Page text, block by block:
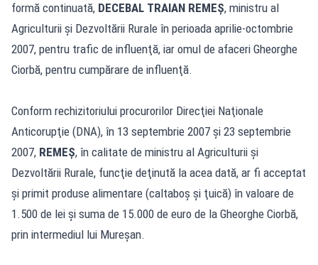
formă continuată, DECEBAL TRAIAN REMEŞ, ministru al
Agriculturii şi Dezvoltării Rurale în perioada aprilie-octombrie
2007, pentru trafic de influenţă, iar omul de afaceri Gheorghe
Ciorbă, pentru cumpărare de influenţă.
Conform rechizitoriului procurorilor Direcţiei Naţionale
Anticorupţie (DNA), în 13 septembrie 2007 şi 23 septembrie
2007, REMEŞ, în calitate de ministru al Agriculturii şi
Dezvoltării Rurale, funcţie deţinută la acea dată, ar fi acceptat
şi primit produse alimentare (caltaboş şi ţuică) în valoare de
1.500 de lei şi suma de 15.000 de euro de la Gheorghe Ciorbă,
prin intermediul lui Mureşan.